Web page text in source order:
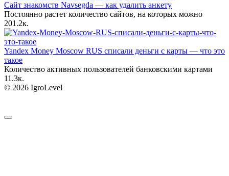
Сайт знакомств Navsegda — как удалить анкету
Постоянно растет количество сайтов, на которых можно
201.2к.
Yandex Money Moscow RUS списали деньги с карты — что это
такое
Количество активных пользователей банковскими картами
11.3к.
© 2026 IgroLevel